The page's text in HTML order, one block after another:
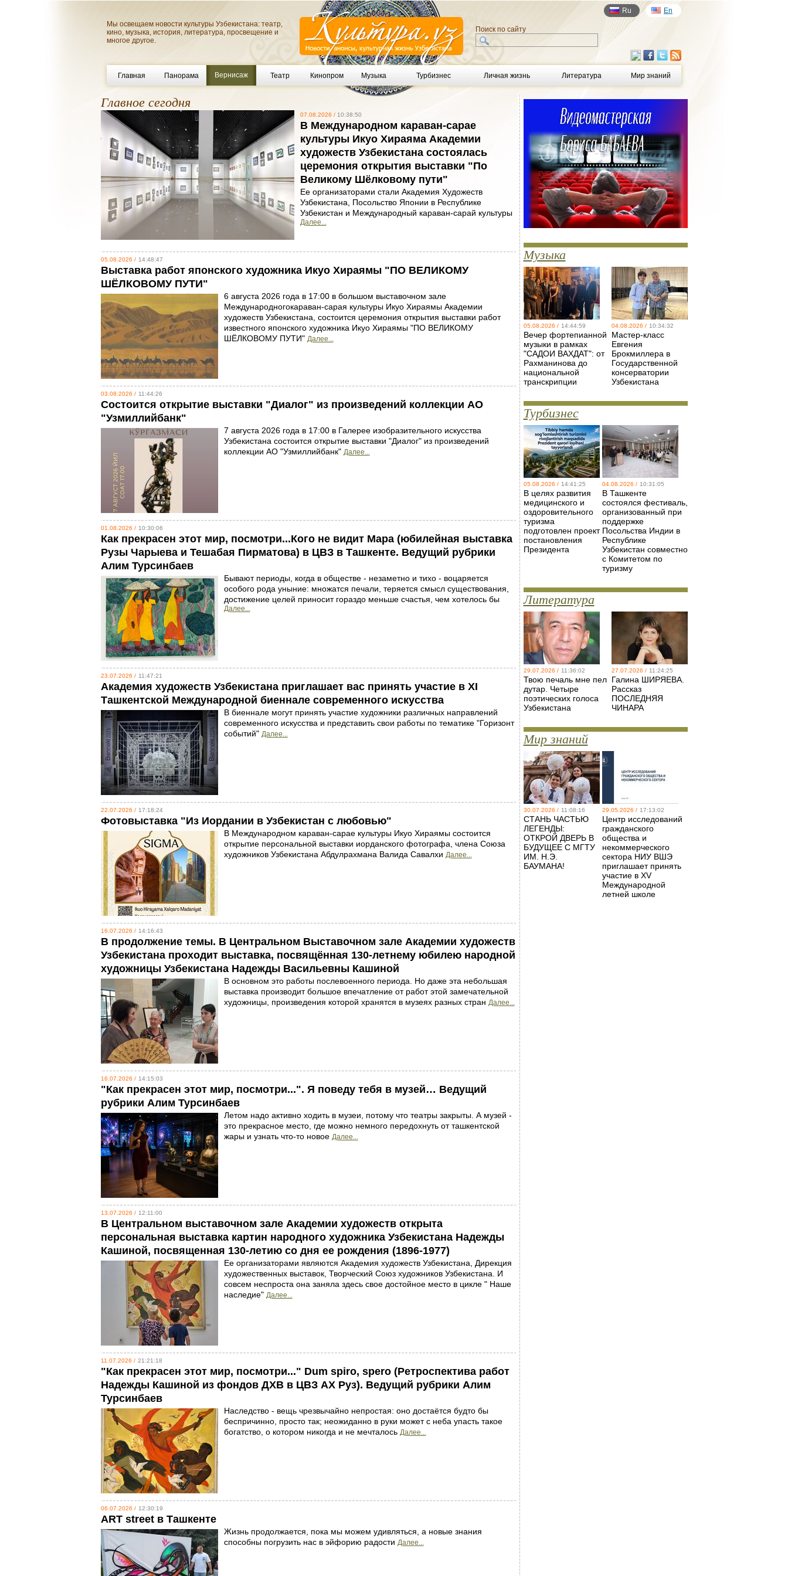
Мы освещаем новости культуры Узбекистана: театр,
кино, музыка, история, литература, просвещение и
многое другое.
Ru En
Поиск по сайту
Главная Панорама Вернисаж Театр Кинопром Музыка Турбизнес Личная жизнь Литература Мир знаний
Главное сегодня
07.08.2026 / 10:38:50
В Международном караван-сарае
культуры Икуо Хираяма Академии
художеств Узбекистана состоялась
церемония открытия выставки "По
Великому Шёлковому пути"
Ее организаторами стали Академия Художеств
Узбекистана, Посольство Японии в Республике
Узбекистан и Международный караван-сарай культуры
Далее...
05.08.2026 / 14:48:47
Выставка работ японского художника Икуо Хираямы "ПО ВЕЛИКОМУ
ШЁЛКОВОМУ ПУТИ"
6 августа 2026 года в 17:00 в большом выставочном зале
Международногокараван-сарая культуры Икуо Хираямы Академии
художеств Узбекистана, состоится церемония открытия выставки работ
известного японского художника Икуо Хираямы "ПО ВЕЛИКОМУ
ШЁЛКОВОМУ ПУТИ" Далее...
03.08.2026 / 11:44:26
Состоится открытие выставки "Диалог" из произведений коллекции АО
"Узмиллийбанк"
7 августа 2026 года в 17:00 в Галерее изобразительного искусства
Узбекистана состоится открытие выставки "Диалог" из произведений
коллекции АО "Узмиллийбанк" Далее...
01.08.2026 / 10:30:06
Как прекрасен этот мир, посмотри...Кого не видит Мара (юбилейная выставка
Рузы Чарыева и Тешабая Пирматова) в ЦВЗ в Ташкенте. Ведущий рубрики
Алим Турсинбаев
Бывают периоды, когда в обществе - незаметно и тихо - воцаряется
особого рода уныние: множатся печали, теряется смысл существования,
достижение целей приносит гораздо меньше счастья, чем хотелось бы
Далее...
23.07.2026 / 11:47:21
Академия художеств Узбекистана приглашает вас принять участие в ХI
Ташкентской Международной биеннале современного искусства
В биеннале могут принять участие художники различных направлений
современного искусства и представить свои работы по тематике "Горизонт
событий" Далее...
22.07.2026 / 17:18:24
Фотовыставка "Из Иордании в Узбекистан с любовью"
В Международном караван-сарае культуры Икуо Хираямы состоится
открытие персональной выставки иорданского фотографа, члена Союза
художников Узбекистана Абдулрахмана Валида Савалхи Далее...
16.07.2026 / 14:16:43
В продолжение темы. В Центральном Выставочном зале Академии художеств
Узбекистана проходит выставка, посвящённая 130-летнему юбилею народной
художницы Узбекистана Надежды Васильевны Кашиной
В основном это работы послевоенного периода. Но даже эта небольшая
выставка производит большое впечатление от работ этой замечательной
художницы, произведения которой хранятся в музеях разных стран Далее...
16.07.2026 / 14:15:03
"Как прекрасен этот мир, посмотри...". Я поведу тебя в музей… Ведущий
рубрики Алим Турсинбаев
Летом надо активно ходить в музеи, потому что театры закрыты. А музей -
это прекрасное место, где можно немного передохнуть от ташкентской
жары и узнать что-то новое Далее...
13.07.2026 / 12:11:00
В Центральном выставочном зале Академии художеств открыта
персональная выставка картин народного художника Узбекистана Надежды
Кашиной, посвященная 130-летию со дня ее рождения (1896-1977)
Ее организаторами являются Академия художеств Узбекистана, Дирекция
художественных выставок, Творческий Союз художников Узбекистана. И
совсем неспроста она заняла здесь свое достойное место в цикле " Наше
наследие" Далее...
11.07.2026 / 21:21:18
"Как прекрасен этот мир, посмотри..." Dum spiro, spero (Ретроспектива работ
Надежды Кашиной из фондов ДХВ в ЦВЗ АХ Руз). Ведущий рубрики Алим
Турсинбаев
Наследство - вещь чрезвычайно непростая: оно достаётся будто бы
беспричинно, просто так; неожиданно в руки может с неба упасть такое
богатство, о котором никогда и не мечталось Далее...
06.07.2026 / 12:30:19
ART street в Ташкенте
Жизнь продолжается, пока мы можем удивляться, а новые знания
способны погрузить нас в эйфорию радости Далее...
Музыка
05.08.2026 / 14:44:59
Вечер фортепианной
музыки в рамках
"САДОИ ВАХДАТ": от
Рахманинова до
национальной
транскрипции
04.08.2026 / 10:34:32
Мастер-класс
Евгения
Брокмиллера в
Государственной
консерватории
Узбекистана
Турбизнес
05.08.2026 / 14:41:25
В целях развития
медицинского и
оздоровительного
туризма
подготовлен проект
постановления
Президента
04.08.2026 / 10:31:05
В Ташкенте
состоялся фестиваль,
организованный при
поддержке
Посольства Индии в
Республике
Узбекистан совместно
с Комитетом по
туризму
Литература
29.07.2026 / 11:36:02
Твою печаль мне пел
дутар. Четыре
поэтических голоса
Узбекистана
27.07.2026 / 11:24:25
Галина ШИРЯЕВА.
Рассказ
ПОСЛЕДНЯЯ
ЧИНАРА
Мир знаний
30.07.2026 / 11:08:16
СТАНЬ ЧАСТЬЮ
ЛЕГЕНДЫ:
ОТКРОЙ ДВЕРЬ В
БУДУЩЕЕ С МГТУ
ИМ. Н.Э.
БАУМАНА!
29.05.2026 / 17:13:02
Центр исследований
гражданского
общества и
некоммерческого
сектора НИУ ВШЭ
приглашает принять
участие в XV
Международной
летней школе